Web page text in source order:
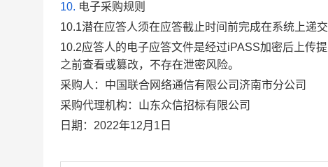
10. 电子采购规则
10.1潜在应答人须在应答截止时间前完成在系统上递交
10.2应答人的电子应答文件是经过iPASS加密后上传
之前查看或篡改，不存在泄密风险。
采购人：中国联合网络通信有限公司济南市分公司
采购代理机构：山东众信招标有限公司
日期：2022年12月1日